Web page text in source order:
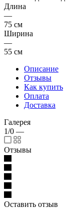
Длина
—
75 см
Ширина
—
55 см
Описание
Отзывы
Как купить
Оплата
Доставка
Галерея
1/0 —
Отзывы
Оставить отзыв